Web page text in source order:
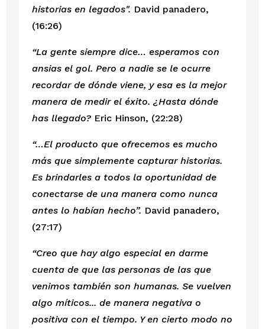
historias en legados". David panadero,
(16:26)
“La gente siempre dice… esperamos con
ansias el gol. Pero a nadie se le ocurre
recordar de dónde viene, y esa es la mejor
manera de medir el éxito. ¿Hasta dónde
has llegado? Eric Hinson, (22:28)
“…El producto que ofrecemos es mucho
más que simplemente capturar historias.
Es brindarles a todos la oportunidad de
conectarse de una manera como nunca
antes lo habían hecho”. David panadero,
(27:17)
“Creo que hay algo especial en darme
cuenta de que las personas de las que
venimos también son humanas. Se vuelven
algo míticos... de manera negativa o
positiva con el tiempo. Y en cierto modo no